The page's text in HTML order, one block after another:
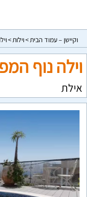
וקיישן – עמוד הבית וילות
וילה נוף
אילת